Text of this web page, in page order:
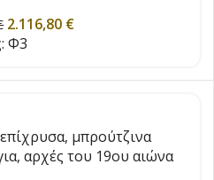
2.116,80 €
Φ3
μπρούτζινα
αρχές του 19ου αιώνα